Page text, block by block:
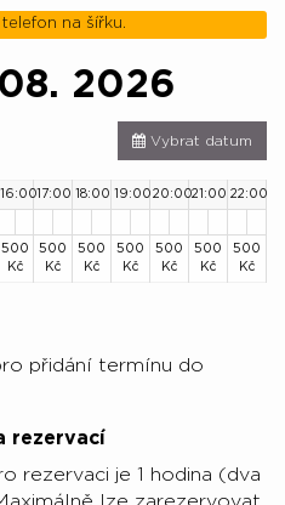
na šířku.
2026
Vybrat datum
16:0017:00 18:00 19:00 20:0021:00 22:00
500
Kč
500
Kč
500
Kč
500
Kč
500
Kč
500
Kč
500
Kč
přidání termínu do
rezervací
rezervaci je 1 hodina (dva